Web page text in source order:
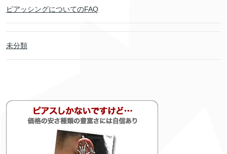
ピアッシングについてのFAQ
未分類